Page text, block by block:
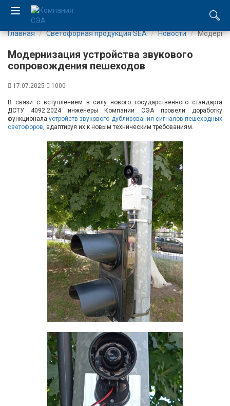
UA
Компания
Каталог
Производство
Услуги
Новости
Вакансии
Вход/
авторизация
Производители
Контакты
Доставка
Тех.
поддержка
Блог
Главная Светофорная продукция SEA Новости
Модернизация устройства звукового
сопровождения пешеходов
17.07.2025 1000
В связи с вступлением в силу нового государственного стандарта
ДСТУ 4092:2024 инженеры Компании СЭА провели доработку
функционалаустройств звукового дублирования сигналов пешеходных
светофоров, адаптируя их к новым техническим требованиям.